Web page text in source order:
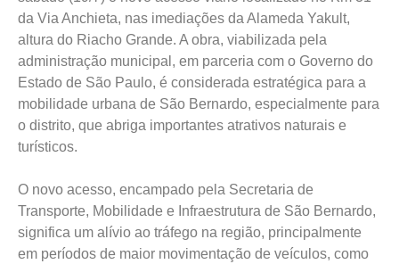
da Via Anchieta, nas imediações da Alameda Yakult,
altura do Riacho Grande. A obra, viabilizada pela
administração municipal, em parceria com o Governo do
Estado de São Paulo, é considerada estratégica para a
mobilidade urbana de São Bernardo, especialmente para
o distrito, que abriga importantes atrativos naturais e
turísticos.
O novo acesso, encampado pela Secretaria de
Transporte, Mobilidade e Infraestrutura de São Bernardo,
significa um alívio ao tráfego na região, principalmente
em períodos de maior movimentação de veículos, como